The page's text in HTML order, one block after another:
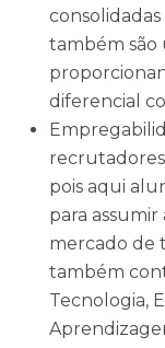
também são
diferencial
pois aqui
para
mercado de
também
Tecnologia,